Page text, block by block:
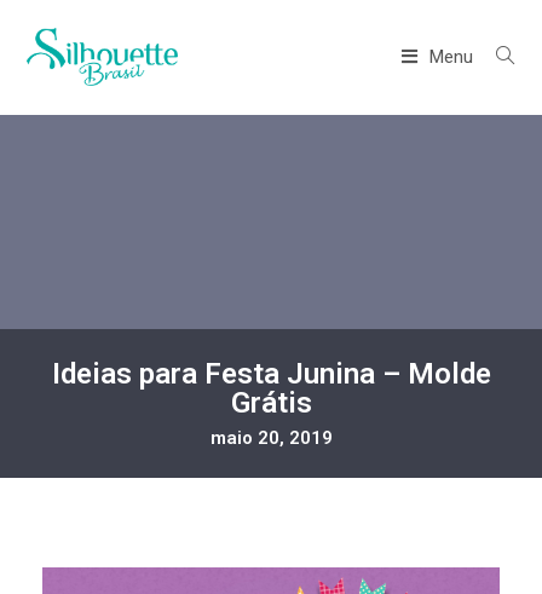
Menu
Ideias para Festa Junina – Molde
Grátis
maio 20, 2019